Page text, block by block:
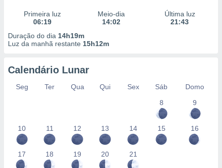
Primeira luz
06:19
Meio-dia
14:02
Última luz
21:43
Duração do dia 14h19m
Luz da manhã restante 15h12m
Calendário Lunar
Seg Ter Qua Qui Sex Sáb
Domo
8
9
10 11 12 13 14 15 16
17 18 19 20 21